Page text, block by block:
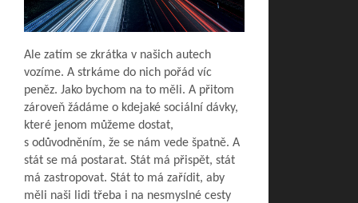
Ale zatím se zkrátka v našich autech
vozíme. A strkáme do nich pořád víc
peněz. Jako bychom na to měli. A přitom
zároveň žádáme o kdejaké sociální dávky,
které jenom můžeme dostat,
s odůvodněním, že se nám vede špatně. A
stát se má postarat. Stát má přispět, stát
má zastropovat. Stát to má zařídit, aby
měli naši lidi třeba i na nesmyslné cesty